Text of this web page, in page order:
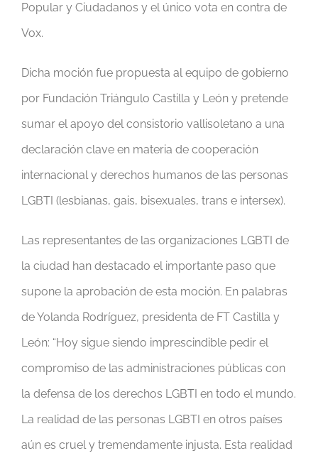
Popular y Ciudadanos y el único vota en contra de
Vox.
Dicha moción fue propuesta al equipo de gobierno
por Fundación Triángulo Castilla y León y pretende
sumar el apoyo del consistorio vallisoletano a una
declaración clave en materia de cooperación
internacional y derechos humanos de las personas
LGBTI (lesbianas, gais, bisexuales, trans e intersex).
Las representantes de las organizaciones LGBTI de
la ciudad han destacado el importante paso que
supone la aprobación de esta moción. En palabras
de Yolanda Rodríguez, presidenta de FT Castilla y
León: “Hoy sigue siendo imprescindible pedir el
compromiso de las administraciones públicas con
la defensa de los derechos LGBTI en todo el mundo.
La realidad de las personas LGBTI en otros países
aún es cruel y tremendamente injusta. Esta realidad